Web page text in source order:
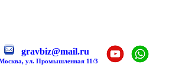
gravbiz@mail.ru
ул. Промышленная 11/3